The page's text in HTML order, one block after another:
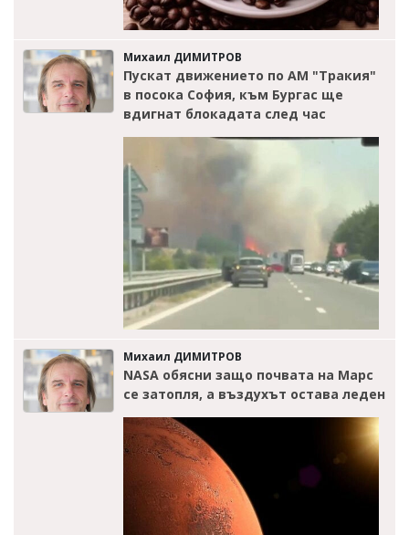
Михаил ДИМИТРОВ
Пускат движението по АМ "Тракия"
в посока София, към Бургас ще
вдигнат блокадата след час
Михаил ДИМИТРОВ
NASA обясни защо почвата на Марс
се затопля, а въздухът остава леден